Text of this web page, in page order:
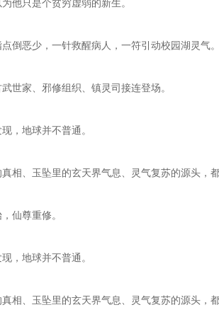
他只是个贫穷虚弱的新生。
点倒恶少，一针救醒病人，一符引动校园湖灵气
世家、邪修组织、镇灵司接连登场。
现，地球并不普通。
相、玉坠里的玄天界气息、灵气复苏的源头，
，仙尊重修。
现，地球并不普通。
相、玉坠里的玄天界气息、灵气复苏的源头，